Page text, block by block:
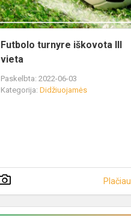
Futbolo turnyre iškovota III
vieta
Paskelbta: 2022-06-03
Kategorija: Didžiuojamės
Plačiau